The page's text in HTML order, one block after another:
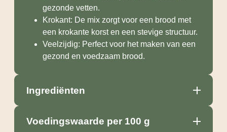
gezonde vetten.
Krokant: De mix zorgt voor een brood met
een krokante korst en een stevige structuur.
Veelzijdig: Perfect voor het maken van een
gezond en voedzaam brood.
Ingrediënten
Voedingswaarde per 100 g